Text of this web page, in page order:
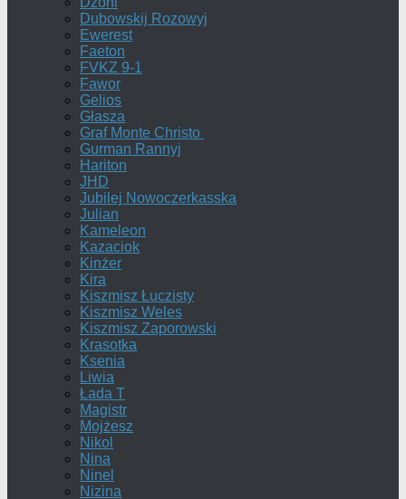
Dubowskij Rozowyj
Ewerest
Faeton
FVKZ 9-1
Fawor
Gelios
Głasza
Graf Monte Christo
Gurman Rannyj
Hariton
JHD
Jubilej Nowoczerkasska
Julian
Kameleon
Kazaciok
Kinżer
Kira
Kiszmisz Łuczisty
Kiszmisz Weles
Kiszmisz Zaporowski
Krasotka
Ksenia
Liwia
Łada T
Magistr
Mojżesz
Nikol
Nina
Ninel
Nizina